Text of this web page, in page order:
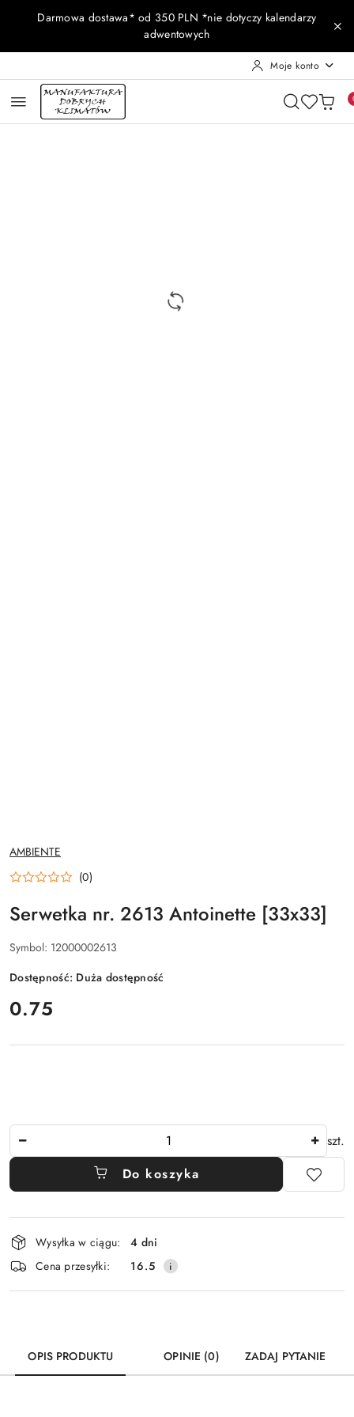
Przejdź do treści głównej
Przejdź do wyszukiwarki
Przejdź do moje konto
Przejdź do menu głównego
Przejdź do opisu produktu
Przejdź do stopki
Darmowa dostawa* od 350 PLN *nie dotyczy kalendarzy
adwentowych
Moje konto
NAZWA
PRODUCENTA:
AMBIENTE
(0)
Serwetka nr. 2613 Antoinette [33x33]
Symbol: 12000002613
Dostępność: Duża dostępność
cena:
0.75
szt.
Do koszyka
Dostępność
i
dostawa
Wysyłka w ciągu:
4 dni
Cena przesyłki:
16.5
OPIS PRODUKTU OPINIE (0) ZADAJ PYTANIE